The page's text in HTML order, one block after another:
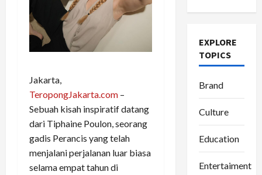
Jakarta,
TeropongJakarta.com –
Sebuah kisah inspiratif datang
dari Tiphaine Poulon, seorang
gadis Perancis yang telah
menjalani perjalanan luar biasa
selama empat tahun di
EXPLORE
TOPICS
Brand
Culture
Education
Entertaiment